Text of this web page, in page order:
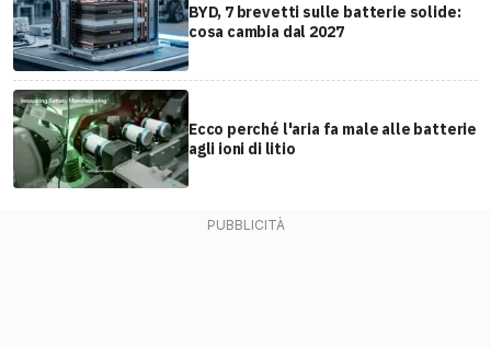
BYD, 7 brevetti sulle batterie solide:
cosa cambia dal 2027
Ecco perché l'aria fa male alle batterie
agli ioni di litio